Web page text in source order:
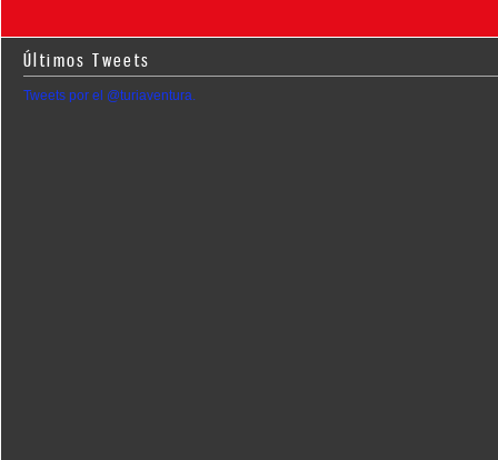
Últimos Tweets
Tweets por el @turiaventura.